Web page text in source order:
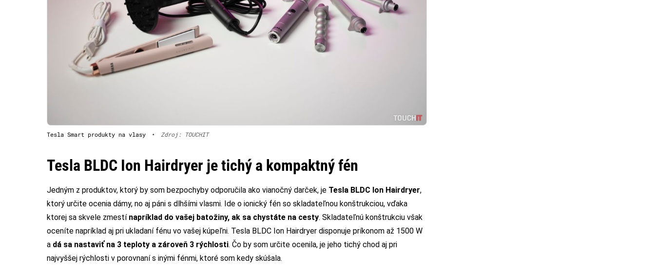
Tesla Smart produkty na vlasy • Zdroj: TOUCHIT
Tesla BLDC Ion Hairdryer je tichý a kompaktný fén
Jedným z produktov, ktorý by som bezpochyby odporučila ako vianočný darček, je Tesla BLDC Ion Hairdryer,
ktorý určite ocenia dámy, no aj páni s dlhšími vlasmi. Ide o ionický fén so skladateľnou konštrukciou, vďaka
ktorej sa skvele zmestí napríklad do vašej batožiny, ak sa chystáte na cesty. Skladateľnú konštrukciu však
oceníte napríklad aj pri ukladaní fénu vo vašej kúpeľni. Tesla BLDC Ion Hairdryer disponuje príkonom až 1500 W
a dá sa nastaviť na 3 teploty a zároveň 3 rýchlosti. Čo by som určite ocenila, je jeho tichý chod aj pri
najvyššej rýchlosti v porovnaní s inými fénmi, ktoré som kedy skúšala.